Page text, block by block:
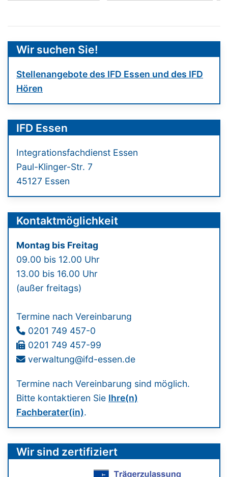
Wir suchen Sie!
Stellenangebote des IFD Essen und des IFD
Hören
IFD Essen
Integrationsfachdienst Essen
Paul-Klinger-Str. 7
45127 Essen
Kontaktmöglichkeit
Montag bis Freitag
09.00 bis 12.00 Uhr
13.00 bis 16.00 Uhr
(außer freitags)
Termine nach Vereinbarung
0201 749 457-0
0201 749 457-99
verwaltung@ifd-essen.de
Termine nach Vereinbarung sind möglich.
Bitte kontaktieren Sie Ihre(n)
Fachberater(in).
Wir sind zertifiziert